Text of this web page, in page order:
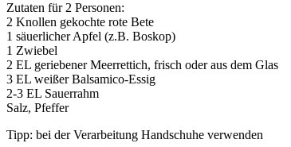
Zutaten für 2 Personen:
2 Knollen gekochte rote Bete
1 säuerlicher Apfel (z.B. Boskop)
1 Zwiebel
2 EL geriebener Meerrettich, frisch oder aus dem Glas
3 EL weißer Balsamico-Essig
2-3 EL Sauerrahm
Salz, Pfeffer
Tipp: bei der Verarbeitung Handschuhe verwenden